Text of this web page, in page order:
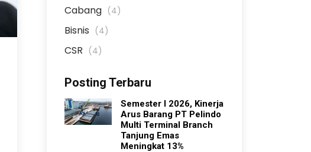
Cabang (4)
Bisnis (4)
CSR (4)
Posting Terbaru
Semester I 2026, Kinerja
Arus Barang PT Pelindo
Multi Terminal Branch
Tanjung Emas
Meningkat 13%